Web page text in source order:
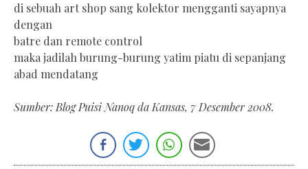
di sebuah art shop sang kolektor mengganti sayapnya
dengan
batre dan remote control
maka jadilah burung-burung yatim piatu di sepanjang
abad mendatang
Sumber: Blog Puisi Nanoq da Kansas, 7 Desember 2008.